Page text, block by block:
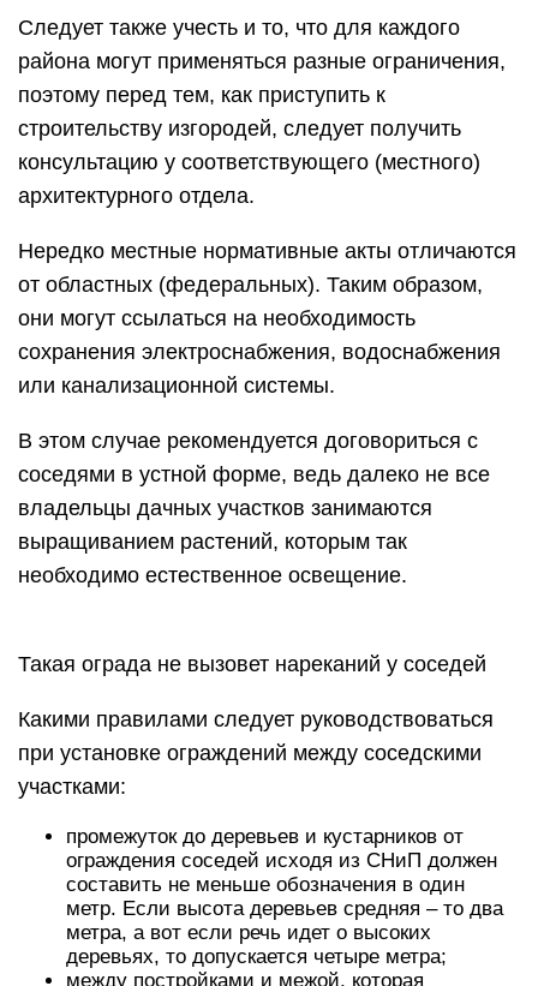
Следует также учесть и то, что для каждого
района могут применяться разные ограничения,
поэтому перед тем, как приступить к
строительству изгородей, следует получить
консультацию у соответствующего (местного)
архитектурного отдела.
Нередко местные нормативные акты отличаются
от областных (федеральных). Таким образом,
они могут ссылаться на необходимость
сохранения электроснабжения, водоснабжения
или канализационной системы.
В этом случае рекомендуется договориться с
соседями в устной форме, ведь далеко не все
владельцы дачных участков занимаются
выращиванием растений, которым так
необходимо естественное освещение.
Такая ограда не вызовет нареканий у соседей
Какими правилами следует руководствоваться
при установке ограждений между соседскими
участками:
промежуток до деревьев и кустарников от
ограждения соседей исходя из СНиП должен
составить не меньше обозначения в один
метр. Если высота деревьев средняя – то два
метра, а вот если речь идет о высоких
деревьях, то допускается четыре метра;
между постройками и межой, которая